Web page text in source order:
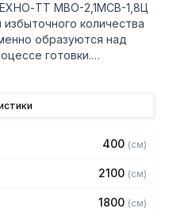
ТТ МВО-2,1МСВ-1,8Ц
количества
образуются над
готовки.
случае оседали бы на
цеха.
400 (см)
2100 (см)
1800 (см)